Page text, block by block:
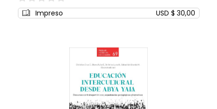
0%
Impreso USD $ 30,00